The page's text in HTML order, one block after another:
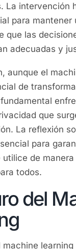
La intervención
para mantener
que las
adecuadas y
aunque el
de
que
La reflexión
para
de
todos.
del
machine